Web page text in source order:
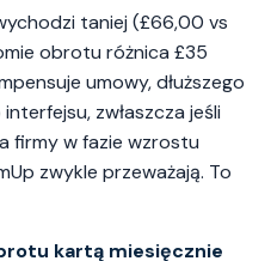
taniej (£66,00 vs
obrotu różnica £35
umowy, dłuższego
zwłaszcza jeśli
firmy w fazie wzrostu
zwykle przeważają. To
kartą miesięcznie